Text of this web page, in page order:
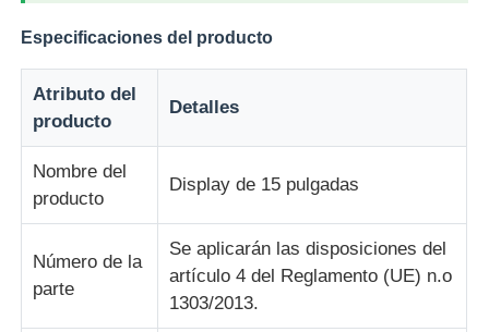
Visita a la fábrica
Contacto
Especificaciones del producto
Atributo del
producto
Detalles
Nombre del
producto
Display de 15 pulgadas
Número de la
parte
Se aplicarán las disposiciones del
artículo 4 del Reglamento (UE) n.o
1303/2013.